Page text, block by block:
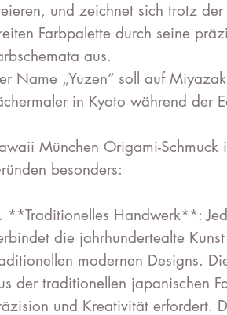
und zeichnet sich trotz
Farbpalette durch seine
aus.
Name „Yuzen“ soll auf
in Kyoto während der
München Origami-Schmuck
besonders:
**Traditionelles Handwerk**:
die jahrhundertealte
modernen Designs.
der traditionellen japanischen
und Kreativität erfordert.